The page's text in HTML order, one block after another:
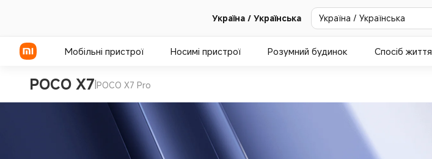
Україна / Українська Україна / Українська
Мобільні пристрої Носимі пристрої Розумний будинок Спосіб життя
POCO X7|POCO X7 Pro